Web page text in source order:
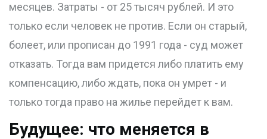
месяцев. Затраты - от 25 тысяч рублей. И это
только если человек не против. Если он старый,
болеет, или прописан до 1991 года - суд может
отказать. Тогда вам придется либо платить ему
компенсацию, либо ждать, пока он умрет - и
только тогда право на жилье перейдет к вам.
Будущее: что меняется в